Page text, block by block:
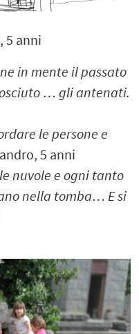
5 anni
in mente il passato
… gli antenati.
le persone e
5 anni
nuvole e ogni tanto
nella tomba… E si